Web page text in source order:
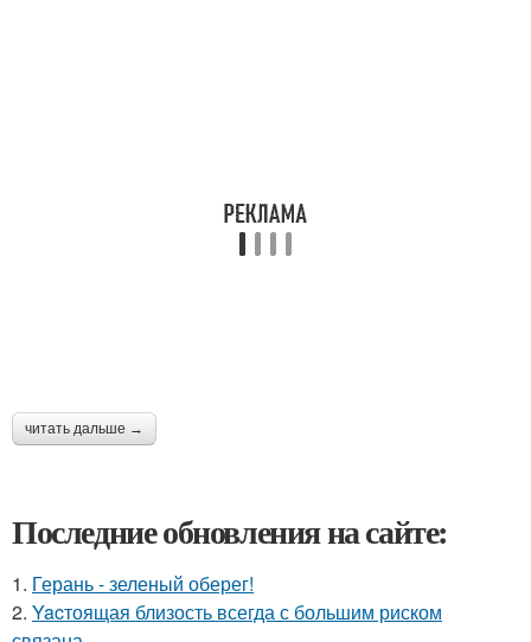
читать дальше →
Последние обновления на сайте:
1. Герань - зеленый оберег!
2. Yacтоящая близость всегда с большим риском